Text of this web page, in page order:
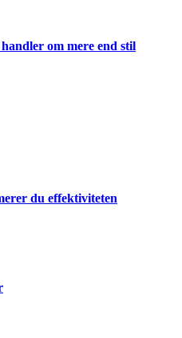
om mere end stil
du effektiviteten